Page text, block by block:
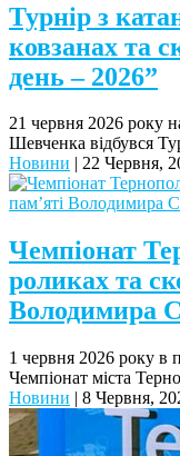
Турнір з
ковзанах та
день – 2026”
21 червня 2026 року
Шевченка відбувся
Новини | 22 Червня,
Чемпіонат
роликах та
Володимира
1 червня 2026 року в
Чемпіонат міста
Новини | 8 Червня,